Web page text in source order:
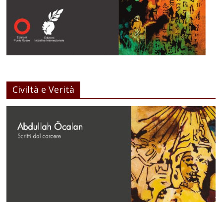
Civiltà e Verità